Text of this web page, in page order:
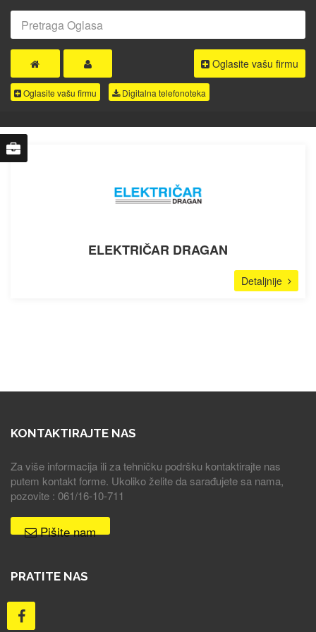
Oglasite vašu firmu
Oglasite vašu firmu Digitalna telefonoteka
ELEKTROINSTALATERI
ELEKTRIČAR DRAGAN
Detaljnije
KONTAKTIRAJTE NAS
Za više informacija ili za tehničku podršku kontaktirajte nas
putem kontakt forme. Ukoliko želite da sarađujete sa nama,
pozovite : 061/16-10-711
Pišite nam
PRATITE NAS